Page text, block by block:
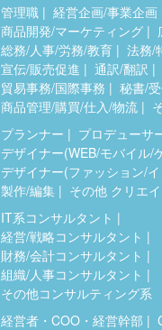
管理職
経営企画/事業企画
商品開発/マーケティング
総務/人事/労務/教育
法務/
宣伝/販売促進
通訳/翻訳
貿易事務/国際事務
秘書/
商品管理/購買/仕入/物流
プランナー
プロデューサ
デザイナー(WEB/モバイル/
デザイナー(ファッション/
製作/編集
その他 クリエ
IT系コンサルタント
経営/戦略コンサルタント
財務/会計コンサルタント
組織/人事コンサルタント
その他コンサルティング系
経営者・COO・経営幹部